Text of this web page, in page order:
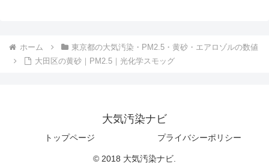
ホーム
東京都の大気汚染・PM2.5・黄砂・エアロゾルの数値
大田区の黄砂｜PM2.5｜光化学スモッグ
大気汚染ナビ
トップページ プライバシーポリシー
© 2018 大気汚染ナビ.